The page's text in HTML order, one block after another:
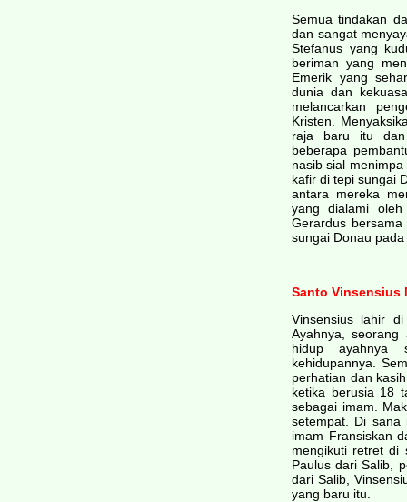
Semua tindakan
dan sangat
Stefanus yang
beriman yang
Emerik yang
dunia dan
melancarkan
Kristen.
raja baru itu dan
beberapa
nasib sial
kafir di tepi sungai
antara mereka
yang dialami
Gerardus
sungai Donau
Santo Vinsensius
Vinsensius lahir
Ayahnya,
hidup ayahnya
kehidupannya.
perhatian dan
ketika berusia 18
sebagai imam.
setempat. Di sana
imam Fransiskan
mengikuti retret di
Paulus dari Salib,
dari Salib,
yang baru itu.